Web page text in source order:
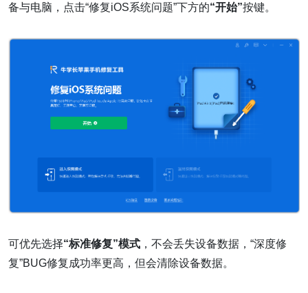
备与电脑，点击“修复iOS系统问题”下方的“开始”按键。
可优先选择“标准修复”模式 ，不会丢失设备数据，“深度修
复”BUG修复成功率更高，但会清除设备数据。